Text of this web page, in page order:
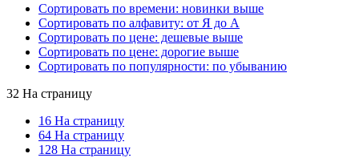
Сортировать по времени: новинки выше
Сортировать по алфавиту: от Я до А
Сортировать по цене: дешевые выше
Сортировать по цене: дорогие выше
Сортировать по популярности: по убыванию
32 На страницу
16 На страницу
64 На страницу
128 На страницу